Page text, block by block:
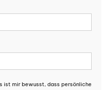
ist mir bewusst, dass persönliche